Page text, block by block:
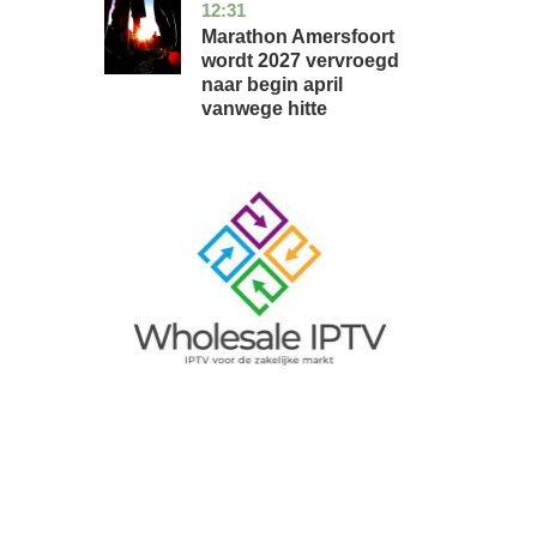
12:31
utrecht
nieuws
Marathon Amersfoort
wordt 2027 vervroegd
naar begin april
vanwege hitte